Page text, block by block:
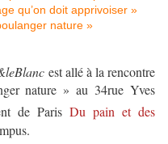
est allé à la rencontre
nature » au 34rue Yves
de Paris Du pain et des